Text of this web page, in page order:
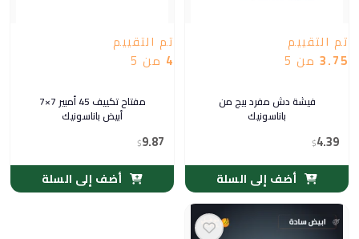
تم التقييم
3.75 من 5
فيشة دش مفرد بيج من
باناسونيك
$4.39
أضف إلى السلة
تم التقييم
4 من 5
مفتاح تكييف 45 أمبير 7×7
أبيض باناسونيك
$9.87
أضف إلى السلة